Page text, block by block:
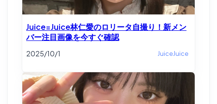
Juice=Juice林仁愛のロリータ自撮り！新メン
バー注目画像を今すぐ確認
2025/10/1 JuiceJuice